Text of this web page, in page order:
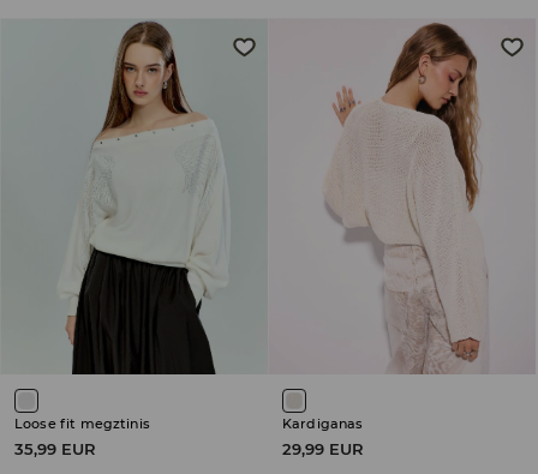
Loose fit megztinis
35,99 EUR
Kardiganas
29,99 EUR